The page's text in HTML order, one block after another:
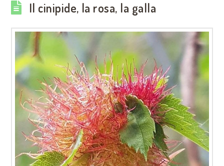
Il cinipide, la rosa, la galla